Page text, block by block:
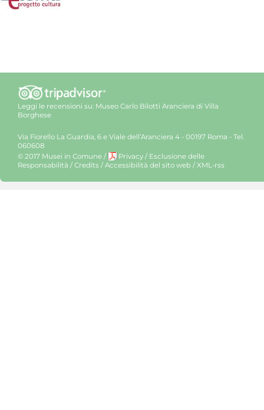
Leggi le recensioni su: Museo Carlo Bilotti Aranciera di Villa
Borghese
Via Fiorello La Guardia, 6 e Viale dell’Aranciera 4 - 00197 Roma - Tel.
060608
© 2017 Musei in Comune / Privacy / Esclusione delle
Responsabilità / Credits / Accessibilità del sito web / XML-rss